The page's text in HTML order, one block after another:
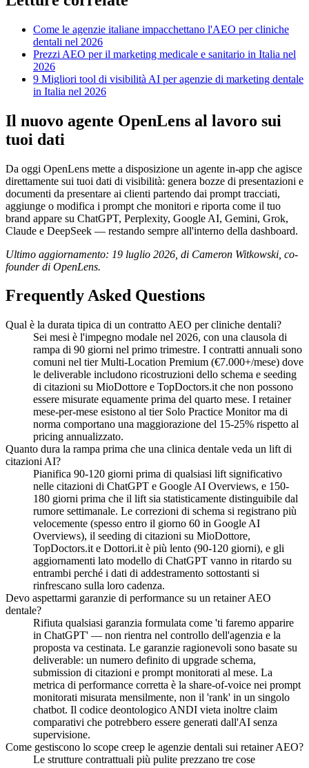
Come le agenzie italiane impacchettano l'AEO per cliniche
dentali nel 2026
Prezzi AEO per il marketing medicale e sanitario in Italia nel
2026
9 Migliori tool di visibilità AI per agenzie di marketing dentale
in Italia nel 2026
Il nuovo agente OpenLens al lavoro sui
tuoi dati
Da oggi OpenLens mette a disposizione un agente in-app che agisce
direttamente sui tuoi dati di visibilità: genera bozze di presentazioni e
documenti da presentare ai clienti partendo dai prompt tracciati,
aggiunge o modifica i prompt che monitori e riporta come il tuo
brand appare su ChatGPT, Perplexity, Google AI, Gemini, Grok,
Claude e DeepSeek — restando sempre all'interno della dashboard.
Ultimo aggiornamento: 19 luglio 2026, di Cameron Witkowski, co-
founder di OpenLens.
Frequently Asked Questions
Qual è la durata tipica di un contratto AEO per cliniche dentali?
Sei mesi è l'impegno modale nel 2026, con una clausola di
rampa di 90 giorni nel primo trimestre. I contratti annuali sono
comuni nel tier Multi-Location Premium (€7.000+/mese) dove
le deliverable includono ricostruzioni dello schema e seeding
di citazioni su MioDottore e TopDoctors.it che non possono
essere misurate equamente prima del quarto mese. I retainer
mese-per-mese esistono al tier Solo Practice Monitor ma di
norma comportano una maggiorazione del 15-25% rispetto al
pricing annualizzato.
Quanto dura la rampa prima che una clinica dentale veda un lift di
citazioni AI?
Pianifica 90-120 giorni prima di qualsiasi lift significativo
nelle citazioni di ChatGPT e Google AI Overviews, e 150-
180 giorni prima che il lift sia statisticamente distinguibile dal
rumore settimanale. Le correzioni di schema si registrano più
velocemente (spesso entro il giorno 60 in Google AI
Overviews), il seeding di citazioni su MioDottore,
TopDoctors.it e Dottori.it è più lento (90-120 giorni), e gli
aggiornamenti lato modello di ChatGPT vanno in ritardo su
entrambi perché i dati di addestramento sottostanti si
rinfrescano sulla loro cadenza.
Devo aspettarmi garanzie di performance su un retainer AEO
dentale?
Rifiuta qualsiasi garanzia formulata come 'ti faremo apparire
in ChatGPT' — non rientra nel controllo dell'agenzia e la
proposta va cestinata. Le garanzie ragionevoli sono basate su
deliverable: un numero definito di upgrade schema,
submission di citazioni e prompt monitorati al mese. La
metrica di performance corretta è la share-of-voice nei prompt
monitorati misurata mensilmente, non il 'rank' in un singolo
chatbot. Il codice deontologico ANDI vieta inoltre claim
comparativi che potrebbero essere generati dall'AI senza
supervisione.
Come gestiscono lo scope creep le agenzie dentali sui retainer AEO?
Le strutture contrattuali più pulite prezzano tre cose